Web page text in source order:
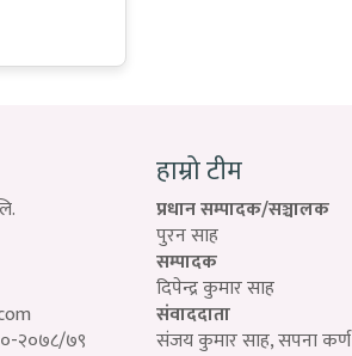
२०७८/७९
हाम्रो टीम
प्रधान सम्पादक/सञ्चालक
पुरन साह
सम्पादक
दिपेन्द्र कुमार साह
संवाददाता
संजय कुमार साह, सपना कर्ण